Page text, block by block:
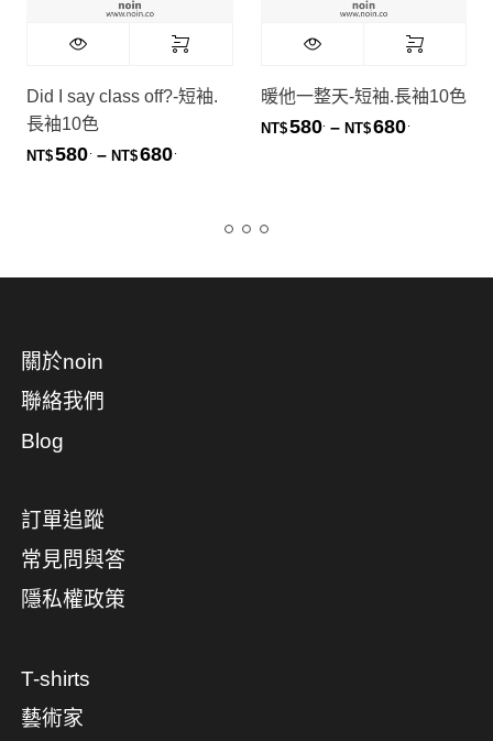
Did I say class off?-短袖.
長袖10色
NT$580 – NT$680價格範圍：NT$580. 到 NT$680.
暖他一整天-短袖.長袖10色
NT$580 – NT$680
關於noin
聯絡我們
Blog
訂單追蹤
常見問與答
隱私權政策
T-shirts
藝術家